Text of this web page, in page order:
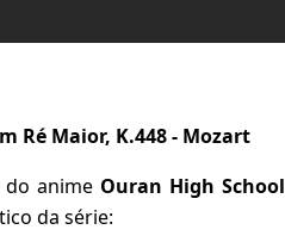
Ré Maior, K.448 - Mozart
do anime Ouran High School
da série: